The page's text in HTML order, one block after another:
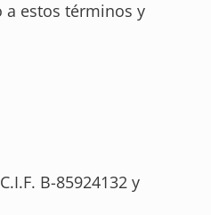
a estos términos y
B-85924132 y